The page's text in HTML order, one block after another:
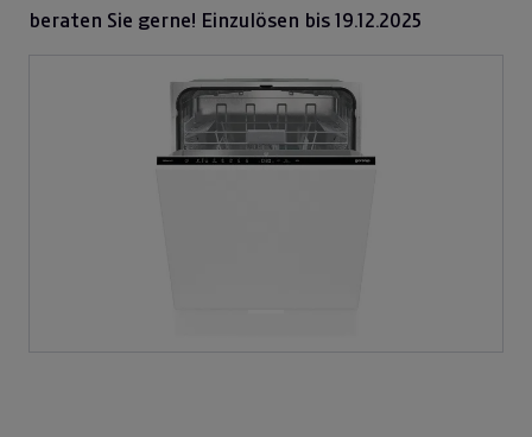
beraten Sie gerne! Einzulösen bis 19.12.2025